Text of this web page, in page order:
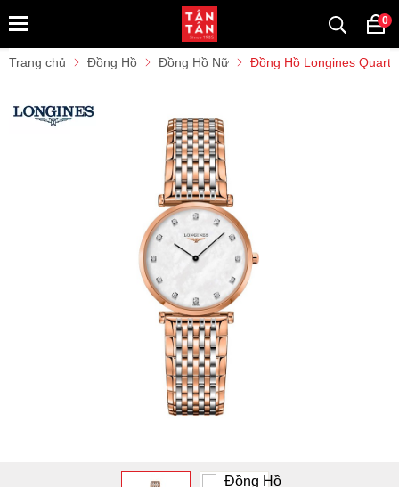
0
Trang chủ Đồng Hồ Đồng Hồ Nữ Đồng Hồ Longines